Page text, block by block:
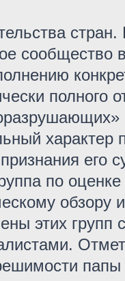
сообщество
полного
характер
его
по
обзору
этих групп
папы